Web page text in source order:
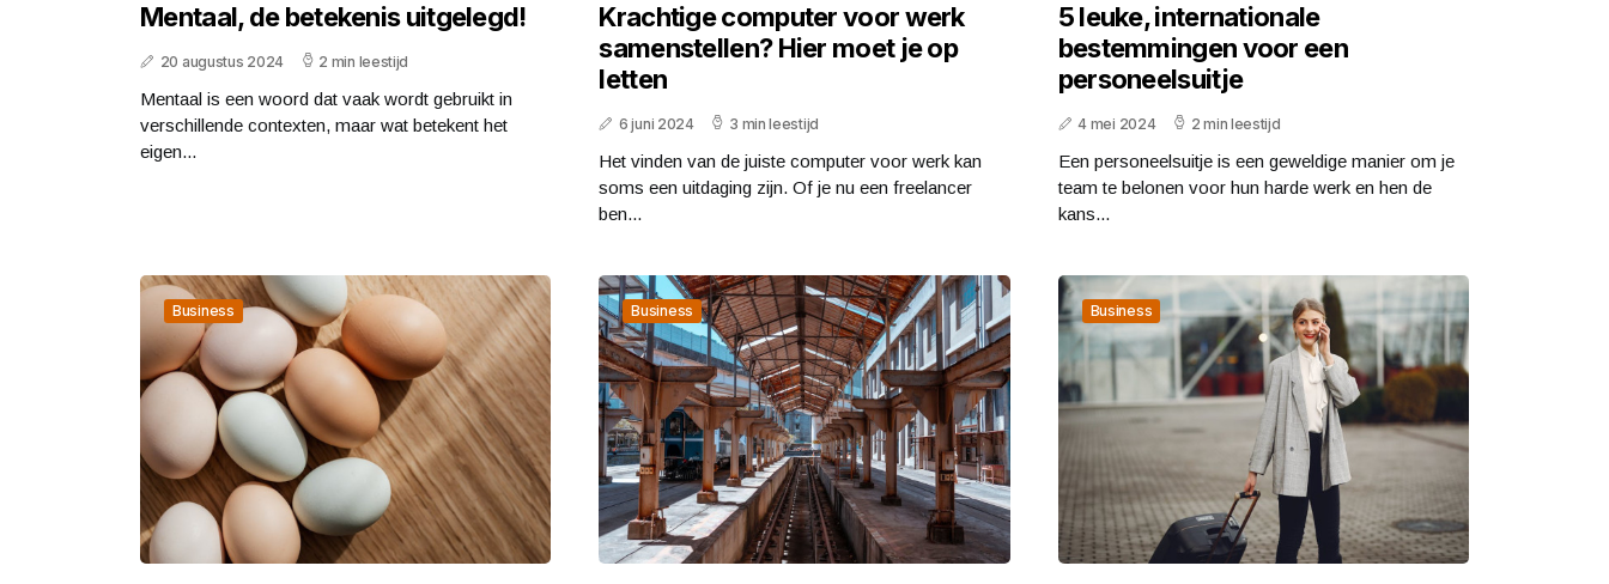
Mentaal, de betekenis uitgelegd!
20 augustus 2024 2 min leestijd
Mentaal is een woord dat vaak wordt gebruikt in
verschillende contexten, maar wat betekent het
eigen...
Krachtige computer voor werk
samenstellen? Hier moet je op
letten
6 juni 2024 3 min leestijd
Het vinden van de juiste computer voor werk kan
soms een uitdaging zijn. Of je nu een freelancer
ben...
5 leuke, internationale
bestemmingen voor een
personeelsuitje
4 mei 2024 2 min leestijd
Een personeelsuitje is een geweldige manier om je
team te belonen voor hun harde werk en hen de
kans...
Business Business Business